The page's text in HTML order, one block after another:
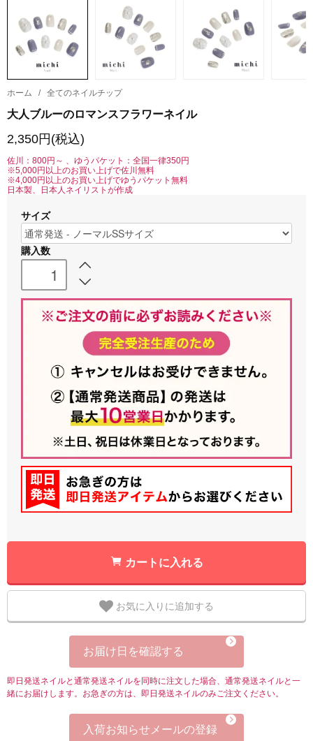
ホーム / 全てのネイルチップ
大人ブルーのロマンスフラワーネイル
2,350円(税込)
佐川：800円～ 、ゆうパケット：全国一律350円
※5,000円以上のお買い上げで佐川無料
※4,000円以上のお買い上げでゆうパケット無料
日本製、日本人ネイリストが作成
サイズ
購入数
カートに入れる
お気に入りに追加する
お届け日を確認する
即日発送ネイルと通常発送ネイルを同時に注文した場合、通常発送ネイルと一
緒にお届けします。お急ぎの方は、即日発送ネイルのみご注文ください。
入荷お知らせメールの登録